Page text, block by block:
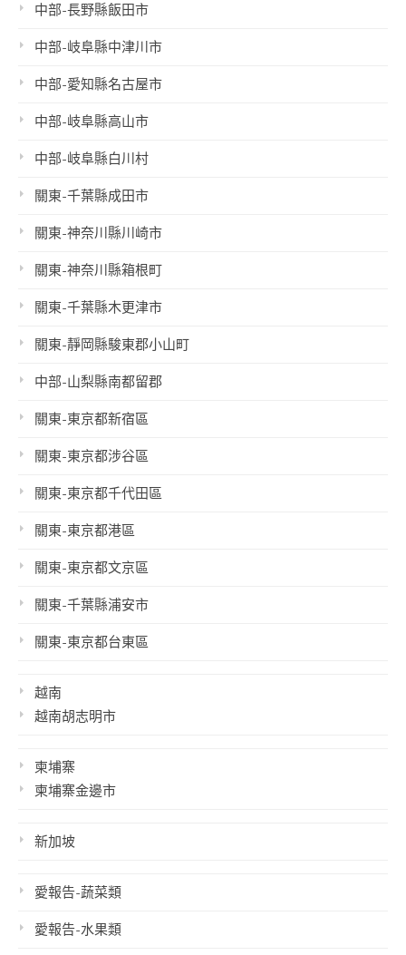
中部-長野縣飯田市
中部-岐阜縣中津川市
中部-愛知縣名古屋市
中部-岐阜縣高山市
中部-岐阜縣白川村
關東-千葉縣成田市
關東-神奈川縣川崎市
關東-神奈川縣箱根町
關東-千葉縣木更津市
關東-靜岡縣駿東郡小山町
中部-山梨縣南都留郡
關東-東京都新宿區
關東-東京都涉谷區
關東-東京都千代田區
關東-東京都港區
關東-東京都文京區
關東-千葉縣浦安市
關東-東京都台東區
越南
越南胡志明市
柬埔寨
柬埔寨金邊市
新加坡
愛報告-蔬菜類
愛報告-水果類